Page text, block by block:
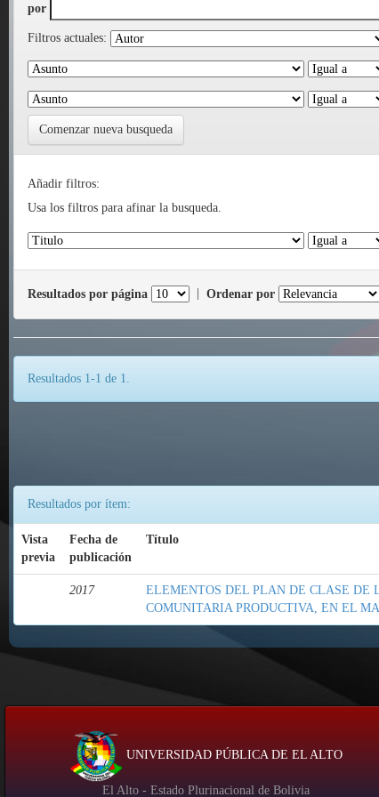
por
Filtros actuales:
Comenzar nueva busqueda
Añadir filtros:
Usa los filtros para afinar la busqueda.
Resultados por página Ordenar por
Resultados 1-1 de 1.
Resultados por ítem:
Vista
previa
Fecha de
publicación
Título
2017
ELEMENTOS DEL PLAN DE CLASE DE
COMUNITARIA PRODUCTIVA, EN EL
UNIVERSIDAD PÚBLICA DE EL ALTO
El Alto - Estado Plurinacional de Bolivia